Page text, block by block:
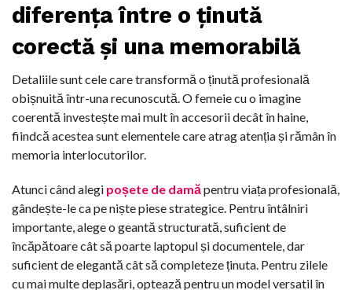
diferența între o ținută
corectă și una memorabilă
Detaliile sunt cele care transformă o ținută profesională
obișnuită într-una recunoscută. O femeie cu o imagine
coerentă investește mai mult în accesorii decât în haine,
fiindcă acestea sunt elementele care atrag atenția și rămân în
memoria interlocutorilor.
Atunci când alegi poșete de damă pentru viața profesională,
gândește-le ca pe niște piese strategice. Pentru întâlniri
importante, alege o geantă structurată, suficient de
încăpătoare cât să poarte laptopul și documentele, dar
suficient de elegantă cât să completeze ținuta. Pentru zilele
cu mai multe deplasări, optează pentru un model versatil în